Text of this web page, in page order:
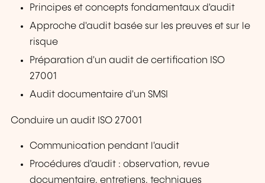
Principes et concepts fondamentaux d'audit
Approche d'audit basée sur les preuves et sur le
risque
Préparation d'un audit de certification ISO
27001
Audit documentaire d'un SMSI
Conduire un audit ISO 27001
Communication pendant l'audit
Procédures d'audit : observation, revue
documentaire, entretiens, techniques